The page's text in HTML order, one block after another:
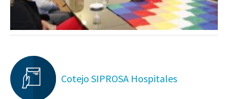
Cotejo SIPROSA Hospitales